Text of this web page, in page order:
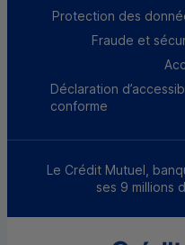
Protection des
Fraude et
Déclaration
conforme
Le Crédit Mutuel,
ses 9 millions